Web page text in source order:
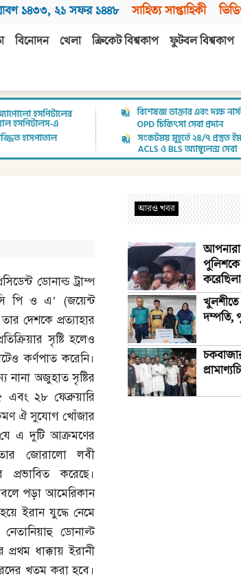
১৪৩৩, ২১ সফর ১৪৪৮ সাহিত্য সাপ্তাহিকী
বিনোদন খেলা ক্রিকেট বিশ্বকাপ ফুটবল বিশ্বকাপ
ডোনাল্ড ট্রাম্প
পি ও এ’ (জয়েন্ট
দেশকে প্রত্যাহার
সৃষ্টি হলেও
কর্ণপাত করেনি।
অজুহাত সৃষ্টির
২৮ ফেব্রুয়ারি
ঐ সুযোগ খোঁজার
যে এ দুটি আক্রমণের
জোরালো লবী
প্রভাবিত করেছে।
পড়া আমেরিকান
হয়ে ইরান যুদ্ধে নেমে
নেতানিয়াহু ডোনাল্ট
ধাক্কায় ইরানী
খতম করা হবে।
আরও খবর
আপনারা
পুলিশকে
খুলশীতে
দম্পতি,